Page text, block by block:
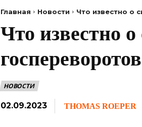
Главная Новости Что известно о
Что известно
госпереворотов
НОВОСТИ
02.09.2023 THOMAS ROEPER